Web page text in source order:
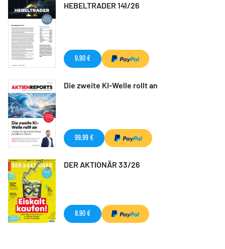
HEBELTRADER 141/26
9,90 €
Die zweite KI-Welle rollt an
99,99 €
DER AKTIONÄR 33/26
8,90 €